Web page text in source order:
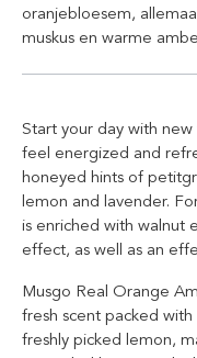
oranjebloesem,
muskus en warme
Start your day with
feel energized and
honeyed hints of
lemon and lavender.
is enriched with walnut
effect, as well as an
Musgo Real Orange
fresh scent packed
freshly picked lemon,